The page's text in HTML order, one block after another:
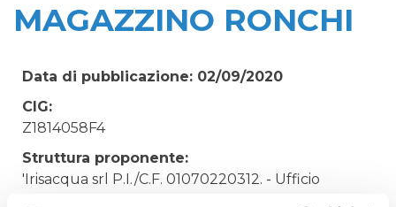
MAGAZZINO RONCHI
Data di pubblicazione: 02/09/2020
CIG:
Z1814058F4
Struttura proponente:
'Irisacqua srl P.I./C.F. 01070220312. - Ufficio